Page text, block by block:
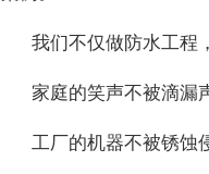
我们不仅做防水工程
家庭的笑声不被滴漏
工厂的机器不被锈蚀